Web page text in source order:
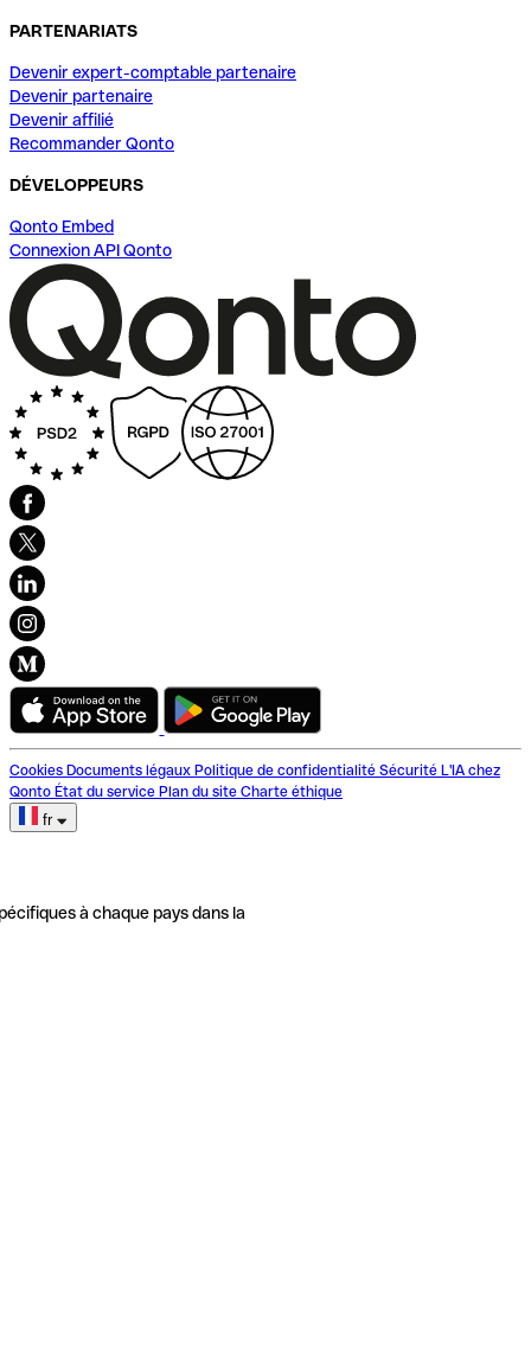
PARTENARIATS
Devenir expert-comptable partenaire
Devenir partenaire
Devenir affilié
Recommander Qonto
DÉVELOPPEURS
Qonto Embed
Connexion API Qonto
Cookies Documents légaux Politique de confidentialité Sécurité L'IA chez
Qonto État du service Plan du site Charte éthique
fr
à chaque pays dans la